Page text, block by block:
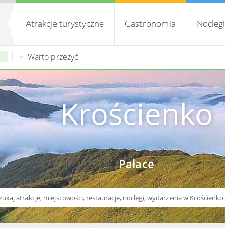
Atrakcje turystyczne
Warto przeżyć
Gastronomia Noclegi
Krościenko
Pałace